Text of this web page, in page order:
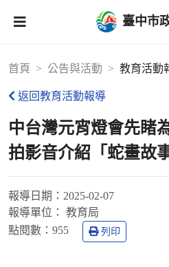
臺中市
首頁 公告與活動 教育活動
返回教育活動報導
中台灣元宵燈會先睹
拍影音介紹「蛇畫故
報導日期： 2025-02-07
報導單位：
教育局
點閱數： 955 列印